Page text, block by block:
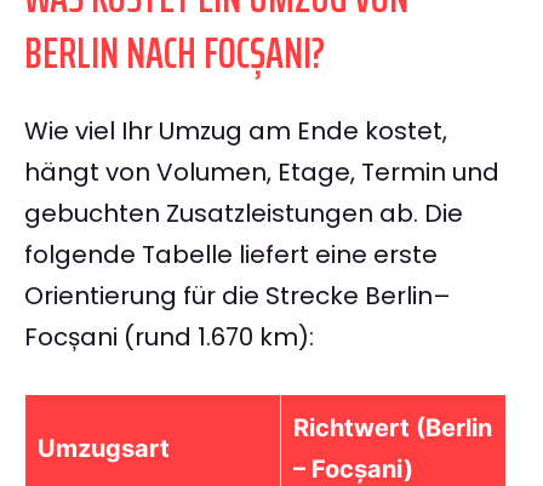
BERLIN NACH FOCȘANI?
Wie viel Ihr Umzug am Ende kostet,
hängt von Volumen, Etage, Termin und
gebuchten Zusatzleistungen ab. Die
folgende Tabelle liefert eine erste
Orientierung für die Strecke Berlin–
Focșani (rund 1.670 km):
Umzugsart
Richtwert (Berlin
– Focșani)